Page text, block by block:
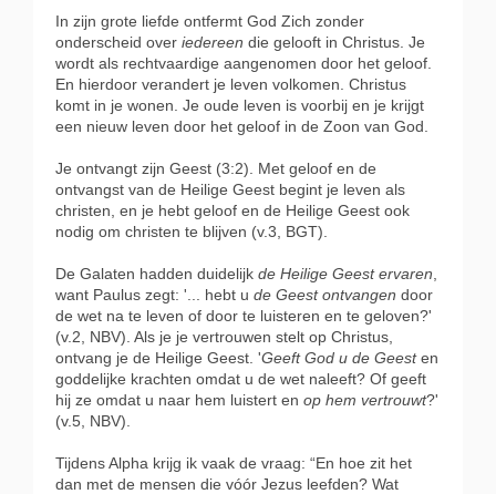
In zijn grote liefde ontfermt God Zich zonder
onderscheid over iedereen die gelooft in Christus. Je
wordt als rechtvaardige aangenomen door het geloof.
En hierdoor verandert je leven volkomen. Christus
komt in je wonen. Je oude leven is voorbij en je krijgt
een nieuw leven door het geloof in de Zoon van God.
Je ontvangt zijn Geest (3:2). Met geloof en de
ontvangst van de Heilige Geest begint je leven als
christen, en je hebt geloof en de Heilige Geest ook
nodig om christen te blijven (v.3, BGT).
De Galaten hadden duidelijk de Heilige Geest ervaren
want Paulus zegt: '... hebt u de Geest ontvangen door
de wet na te leven of door te luisteren en te geloven?'
(v.2, NBV). Als je je vertrouwen stelt op Christus,
ontvang je de Heilige Geest. 'Geeft God u de Geesten
goddelijke krachten omdat u de wet naleeft? Of geeft
hij ze omdat u naar hem luistert en op hem vertrouwt?'
(v.5, NBV).
Tijdens Alpha krijg ik vaak de vraag: “En hoe zit het
dan met de mensen die vóór Jezus leefden? Wat